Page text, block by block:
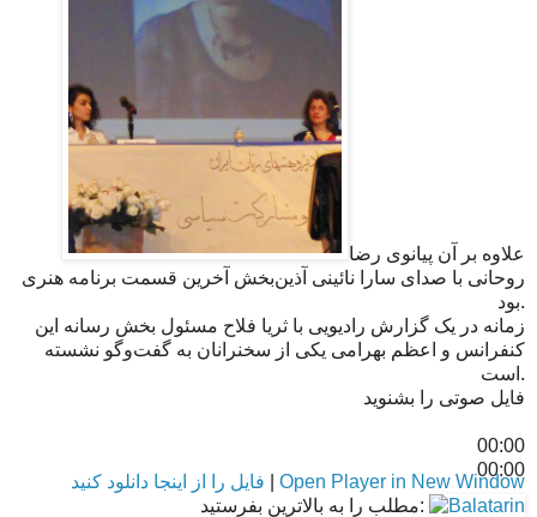
علاوه بر آن پیانوی رضا
روحانی با صدای سارا نائینی آذین‌بخش آخرین قسمت برنامه هنری
بود.
زمانه در یک گزارش رادیویی با ثریا فلاح مسئول بخش رسانه این
کنفرانس و اعظم بهرامی یکی از سخنرانان به گفت‌وگو نشسته
است.
فایل صوتی را بشنوید
00:00
00:00
فایل را از اینجا دانلود کنید
Open Player in New Window
مطلب را به بالاترین بفرستید: